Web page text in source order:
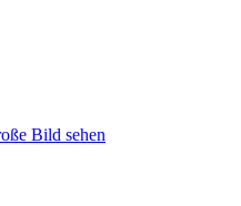
Bild sehen